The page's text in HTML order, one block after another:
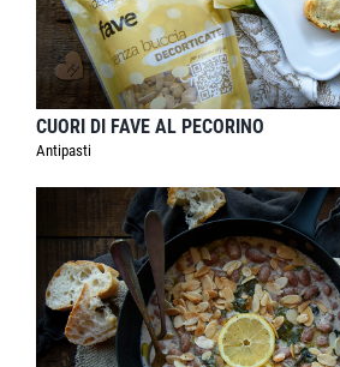
CUORI DI FAVE AL PECORINO
Antipasti